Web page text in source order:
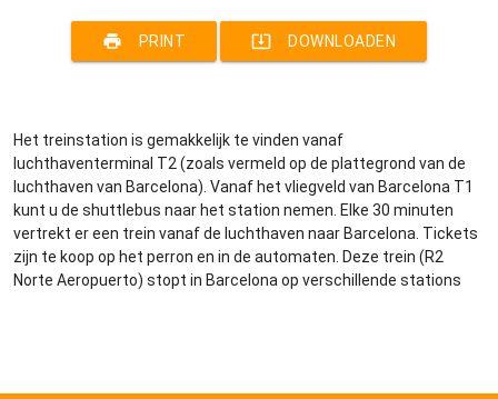
print PRINT system_update_alt DOWNLOADEN
Het treinstation is gemakkelijk te vinden vanaf
luchthaventerminal T2 (zoals vermeld op de plattegrond van de
luchthaven van Barcelona). Vanaf het vliegveld van Barcelona T1
kunt u de shuttlebus naar het station nemen. Elke 30 minuten
vertrekt er een trein vanaf de luchthaven naar Barcelona. Tickets
zijn te koop op het perron en in de automaten. Deze trein (R2
Norte Aeropuerto) stopt in Barcelona op verschillende stations